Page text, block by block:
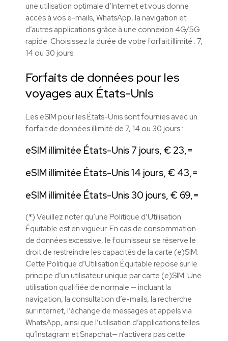
une utilisation optimale d’Internet et vous donne
accès à vos e-mails, WhatsApp, la navigation et
d’autres applications grâce à une connexion 4G/5G
rapide. Choisissez la durée de votre forfait illimité : 7,
14 ou 30 jours.
Forfaits de données pour les
voyages aux États-Unis
Les eSIM pour les États-Unis sont fournies avec un
forfait de données illimité de 7, 14 ou 30 jours :
eSIM illimitée États-Unis 7 jours, € 23,=
eSIM illimitée États-Unis 14 jours, € 43,=
eSIM illimitée États-Unis 30 jours, € 69,=
(*) Veuillez noter qu’une Politique d’Utilisation
Équitable est en vigueur. En cas de consommation
de données excessive, le fournisseur se réserve le
droit de restreindre les capacités de la carte (e)SIM.
Cette Politique d’Utilisation Équitable repose sur le
principe d’un utilisateur unique par carte (e)SIM. Une
utilisation qualifiée de normale — incluant la
navigation, la consultation d’e-mails, la recherche
sur internet, l’échange de messages et appels via
WhatsApp, ainsi que l’utilisation d’applications telles
qu’Instagram et Snapchat— n’activera pas cette